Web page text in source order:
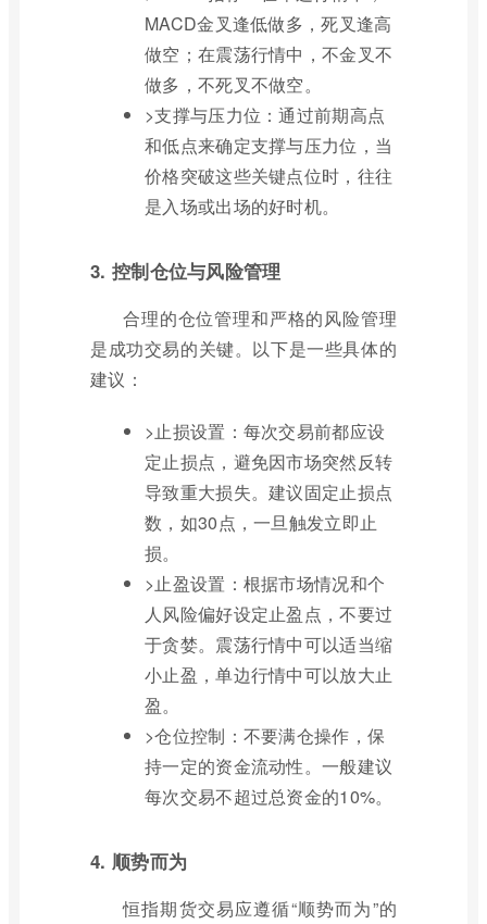
MACD金叉逢低做多，死叉逢高
做空；在震荡行情中，不金叉不
做多，不死叉不做空。
>支撑与压力位：通过前期高点
和低点来确定支撑与压力位，当
价格突破这些关键点位时，往往
是入场或出场的好时机。
3. 控制仓位与风险管理
合理的仓位管理和严格的风险管理
是成功交易的关键。以下是一些具体的
建议：
>止损设置：每次交易前都应设
定止损点，避免因市场突然反转
导致重大损失。建议固定止损点
数，如30点，一旦触发立即止
损。
>止盈设置：根据市场情况和个
人风险偏好设定止盈点，不要过
于贪婪。震荡行情中可以适当缩
小止盈，单边行情中可以放大止
盈。
>仓位控制：不要满仓操作，保
持一定的资金流动性。一般建议
每次交易不超过总资金的10%。
4. 顺势而为
恒指期货交易应遵循“顺势而为”的